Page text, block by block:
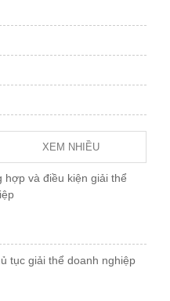
XEM NHIỀU
hợp và điều kiện giải thể
tục giải thể doanh nghiệp